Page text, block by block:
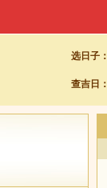
选日子：
查吉日：